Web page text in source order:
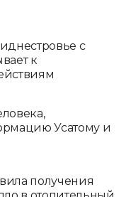
с
к
Усатому и
получения